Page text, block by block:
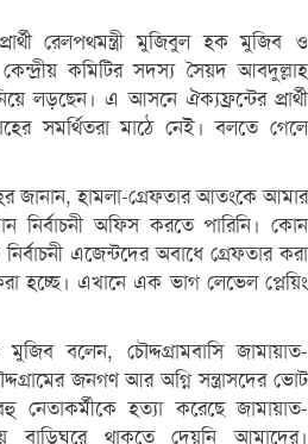
রেলপথমন্ত্রী মুজিবুল হক মুজিব ও
কেন্দ্রীয় কমিটির সদস্য সৈয়দ আবদুল্লাহ
লড়ছেন। এ আসনে ঐক্যফ্রন্টের প্রার্থী
সমর্থিতরা মাঠে নেই। বলতে গেলে
জানান, হামলা-গ্রেফতার আতংকে আমার
নির্বাচনী অফিস করতে পারিনি। কোন
এজেন্টদের অবাধে গ্রেফতার করা
হচ্ছে। এখানে এক ভাগ লেভেল প্লেয়িং
বলেন, চৌদ্দগ্রামবাসি জামায়াত-
জনগণ আর অগ্নি সন্ত্রাসদের ভোট
নেতাকর্মীকে হত্যা করেছে জামায়াত-
বাড়িঘরে থাকতে দেয়নি আমাদের।